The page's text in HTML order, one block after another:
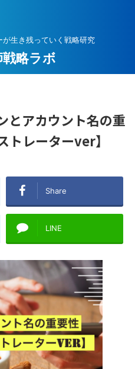
生き残っていく戦略研究
略ラボ
とアカウント名の重
トレーターver】
Share
LINE